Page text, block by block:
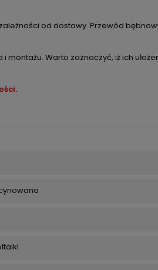
od dostawy. Przewód
Warto zaznaczyć, iż ich